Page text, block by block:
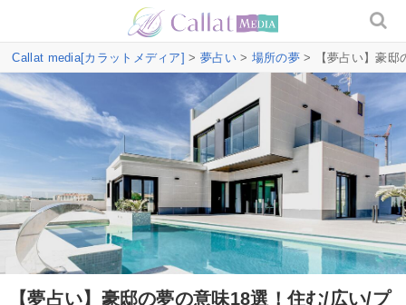
Callat media[カラットメディア] > 夢占い> 場所の夢> 【夢占い】豪邸
【夢占い】豪邸の夢の意味18選！住む/広い/プ